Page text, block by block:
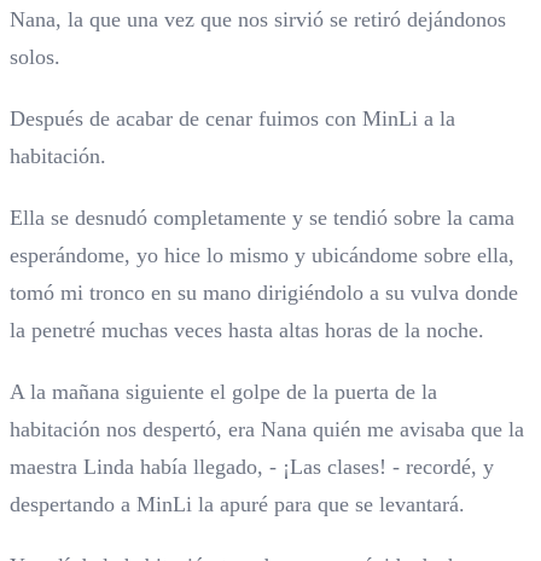
Nana, la que una vez que nos sirvió se retiró dejándonos
solos.
Después de acabar de cenar fuimos con MinLi a la
habitación.
Ella se desnudó completamente y se tendió sobre la cama
esperándome, yo hice lo mismo y ubicándome sobre ella,
tomó mi tronco en su mano dirigiéndolo a su vulva donde
la penetré muchas veces hasta altas horas de la noche.
A la mañana siguiente el golpe de la puerta de la
habitación nos despertó, era Nana quién me avisaba que la
maestra Linda había llegado, - ¡Las clases! - recordé, y
despertando a MinLi la apuré para que se levantará.